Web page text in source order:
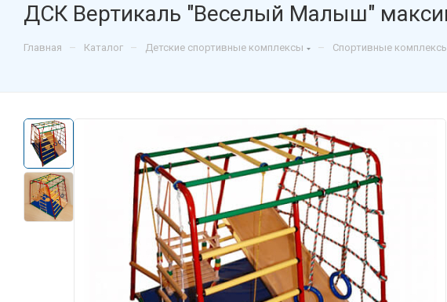
ДСК Вертикаль "Веселый Малыш"
Главная – Каталог – Детские спортивные комплексы – Спортивные